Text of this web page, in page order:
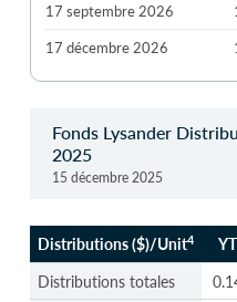
17 septembre 2026
17 décembre 2026
Fonds Lysander
2025
15 décembre 2025
Distributions ($)/Unit4
Distributions ($)/Unit
4
Distributions totales